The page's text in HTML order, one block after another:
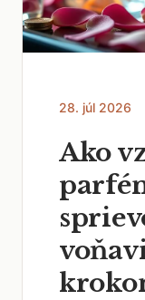
28. júl 2026
Ako